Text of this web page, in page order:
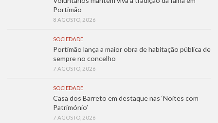
Portimão
8 AGOSTO, 2026
SOCIEDADE
Portimão lança a maior obra de habitação pública de
sempre no concelho
7 AGOSTO, 2026
SOCIEDADE
Casa dos Barreto em destaque nas ‘Noites com
Património’
7 AGOSTO, 2026